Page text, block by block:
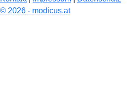
© 2026 - modicus.at